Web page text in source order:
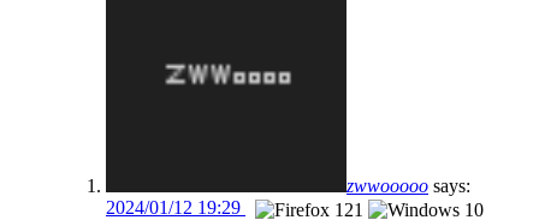
zwwooooo says:
2024/01/12 19:29